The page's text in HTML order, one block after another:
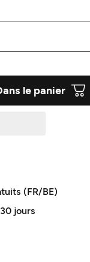
le panier
(FR/BE)
jours